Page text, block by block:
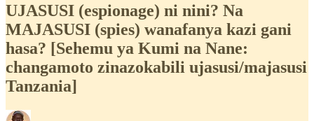
UJASUSI (espionage) ni nini? Na
MAJASUSI (spies) wanafanya kazi gani
hasa? [Sehemu ya Kumi na Nane:
changamoto zinazokabili ujasusi/majasusi
Tanzania]